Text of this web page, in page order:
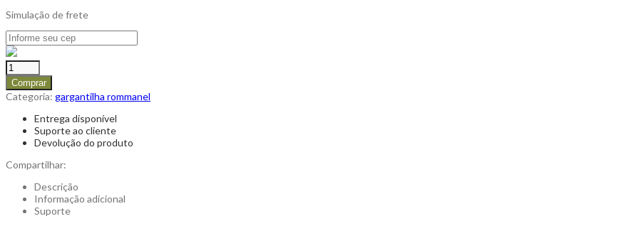
Simulação de frete
Comprar
Categoria: gargantilha rommanel
Entrega disponível
Suporte ao cliente
Devolução do produto
Compartilhar:
Descrição
Informação adicional
Suporte